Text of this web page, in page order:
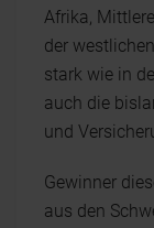
Afrika,
der
stark wie in
auch die
und
Gewinner
aus den